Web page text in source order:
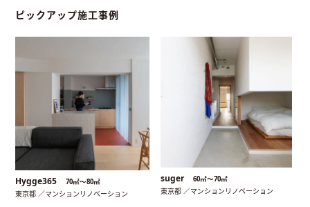
ピックアップ施工事例
Hygge365 70㎡〜80㎡
東京都 ／マンションリノベーション
suger 60㎡〜70㎡
東京都 ／マンションリノベーション